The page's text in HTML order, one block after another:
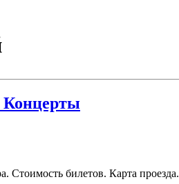
Концерты
Стоимость билетов. Карта проезда.